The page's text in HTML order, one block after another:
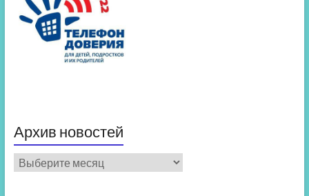
Архив новостей
Архив
новостей